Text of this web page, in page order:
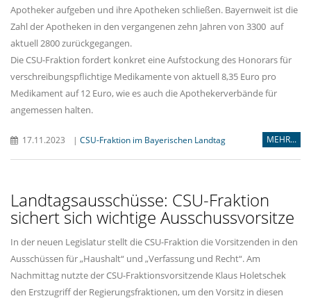
Apotheker aufgeben und ihre Apotheken schließen. Bayernweit ist die
Zahl der Apotheken in den vergangenen zehn Jahren von 3300 auf
aktuell 2800 zurückgegangen.
Die CSU-Fraktion fordert konkret eine Aufstockung des Honorars für
verschreibungspflichtige Medikamente von aktuell 8,35 Euro pro
Medikament auf 12 Euro, wie es auch die Apothekerverbände für
angemessen halten.
17.11.2023 | CSU-Fraktion im Bayerischen Landtag MEHR...
Landtagsausschüsse: CSU-Fraktion
sichert sich wichtige Ausschussvorsitze
In der neuen Legislatur stellt die CSU-Fraktion die Vorsitzenden in den
Ausschüssen für „Haushalt“ und „Verfassung und Recht“. Am
Nachmittag nutzte der CSU-Fraktionsvorsitzende Klaus Holetschek
den Erstzugriff der Regierungsfraktionen, um den Vorsitz in diesen